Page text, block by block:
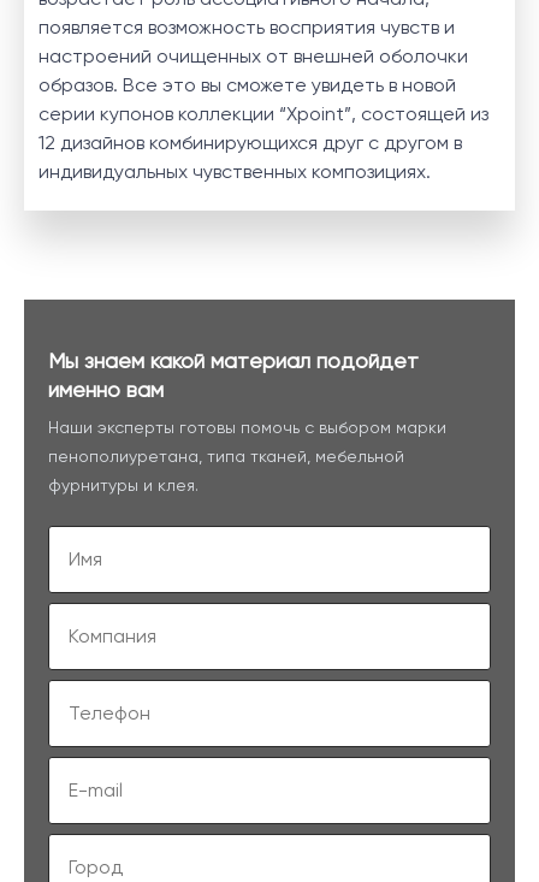
появляется возможность восприятия чувств и
настроений очищенных от внешней оболочки
образов. Все это вы сможете увидеть в новой
серии купонов коллекции “Xpoint”, состоящей из
12 дизайнов комбинирующихся друг с другом в
индивидуальных чувственных композициях.
Мы знаем какой материал подойдет
именно вам
Наши эксперты готовы помочь с выбором марки
пенополиуретана, типа тканей, мебельной
фурнитуры и клея.